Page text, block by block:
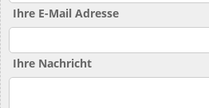
Ihre E-Mail Adresse
Ihre Nachricht